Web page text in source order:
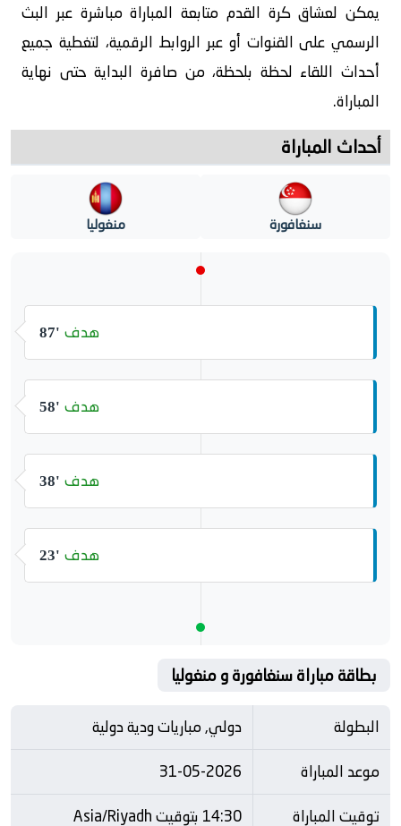
يمكن لعشاق كرة القدم متابعة المباراة مباشرة عبر البث
الرسمي على القنوات أو عبر الروابط الرقمية، لتغطية جميع
أحداث اللقاء لحظة بلحظة، من صافرة البداية حتى نهاية
المباراة.
أحداث المباراة
سنغافورة منغوليا
87' هدف
58' هدف
38' هدف
23' هدف
بطاقة مباراة سنغافورة و منغوليا
البطولة
دولي, مباريات ودية دولية
موعد المباراة
31-05-2026
توقيت المباراة
14:30 بتوقيت Asia/Riyadh